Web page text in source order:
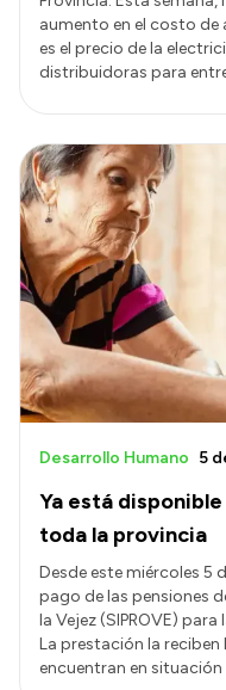
Consulta de
Consulta de pago a
Intranet
Login
aumento en el costo de
es el precio de la
distribuidoras para
Ya está disponible
toda la provincia
Desarrollo Humano 5
Desde este miércoles 5
pago de las pensiones
la Vejez (SIPROVE)
La prestación la reciben
encuentran en